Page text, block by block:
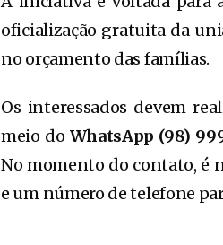
oficialização gratuita da
no orçamento das famílias.
Os interessados devem
meio do WhatsApp (98)
No momento do contato, é
e um número de telefone